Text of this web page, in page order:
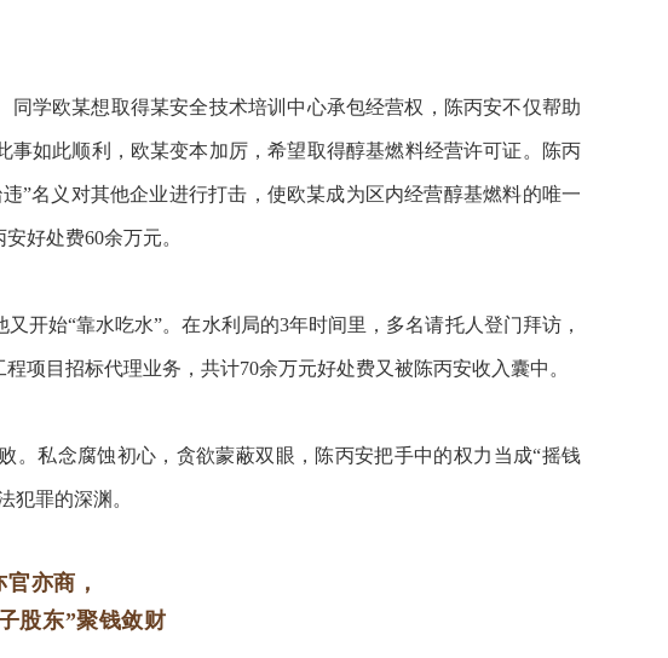
学欧某想取得某安全技术培训中心承包经营权，陈丙安不仅帮助
如此顺利，欧某变本加厉，希望取得醇基燃料经营许可证。陈丙
”名义对其他企业进行打击，使欧某成为区内经营醇基燃料的唯一
好处费60余万元。
开始“靠水吃水”。在水利局的3年时间里，多名请托人登门拜访，
项目招标代理业务，共计70余万元好处费又被陈丙安收入囊中。
。私念腐蚀初心，贪欲蒙蔽双眼，陈丙安把手中的权力当成“摇钱
犯罪的深渊。
官亦商，
股东”聚钱敛财